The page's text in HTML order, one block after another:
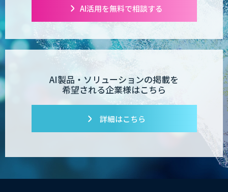
AI活用を無料で相談する
AI製品・ソリューションの掲載を
希望される企業様はこちら
詳細はこちら